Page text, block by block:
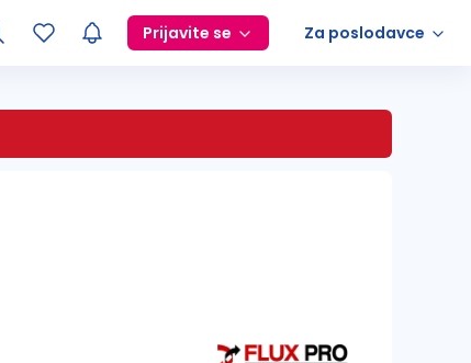
Prijavite se Za poslodavce